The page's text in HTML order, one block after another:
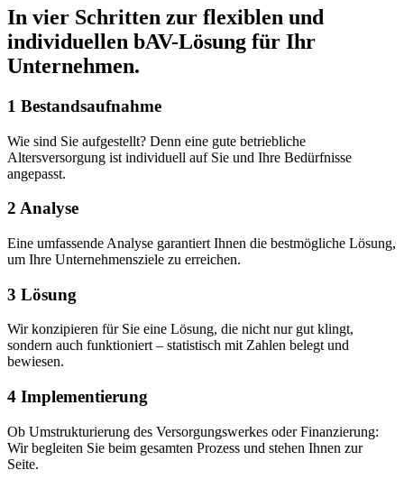
In vier Schritten zur flexiblen und
individuellen bAV-Lösung für Ihr
Unternehmen.
1 Bestandsaufnahme
Wie sind Sie aufgestellt? Denn eine gute betriebliche
Altersversorgung ist individuell auf Sie und Ihre Bedürfnisse
angepasst.
2 Analyse
Eine umfassende Analyse garantiert Ihnen die bestmögliche Lösung,
um Ihre Unternehmensziele zu erreichen.
3 Lösung
Wir konzipieren für Sie eine Lösung, die nicht nur gut klingt,
sondern auch funktioniert – statistisch mit Zahlen belegt und
bewiesen.
4 Implementierung
Ob Umstrukturierung des Versorgungswerkes oder Finanzierung:
Wir begleiten Sie beim gesamten Prozess und stehen Ihnen zur
Seite.